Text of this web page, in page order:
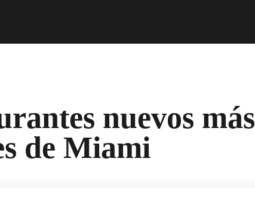
nuevos más
de Miami